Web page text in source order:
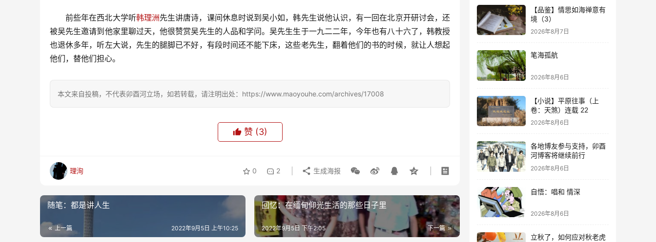
前些年在西北大学听韩理洲先生讲唐诗，课间休息时说到吴小如，韩先生说他认识，有一回在北京开研讨会，还
被吴先生邀请到他家里聊过天，他很赞赏吴先生的人品和学问。吴先生生于一九二二年，今年也有八十六了，韩教授
也退休多年，听左大说，先生的腿脚已不好，有段时间还不能下床，这些老先生，翻着他们的书的时候，就让人想起
他们，替他们担心。
本文来自投稿，不代表卯酉河立场，如若转载，请注明出处：https://www.maoyouhe.com/archives/17008
赞 (3)
理洵 0 2 生成海报
随笔：都是讲人生
上一篇 2022年9月5日 上午10:25
回忆：在缅甸仰光生活的那些日子里
下一篇
2022年9月5日 下午2:05
【品鉴】情思如海禅意有
境（3）
2026年8月7日
笔海孤航
2026年8月6日
【小说】平原往事（上
卷：天煞）连载 22
2026年8月6日
各地博友参与支持，卯酉
河博客将继续前行
2026年8月6日
自悟：唱和 情深
2026年8月6日
立秋了，如何应对秋老虎